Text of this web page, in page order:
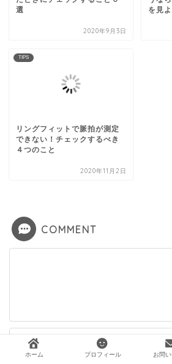
選
2020年9月3日
を見よ
TIPS
リングフィットで脈拍が測定
できない！チェックするべき
４つのこと
2020年11月2日
COMMENT
ホーム プロフィール お問